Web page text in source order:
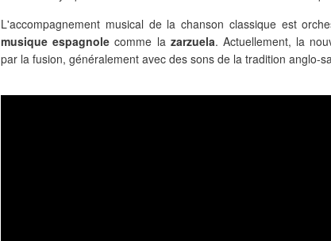
L'accompagnement musical de la chanson classique est
musique espagnole comme la zarzuela. Actuellement, la
par la fusion, généralement avec des sons de la tradition anglo-